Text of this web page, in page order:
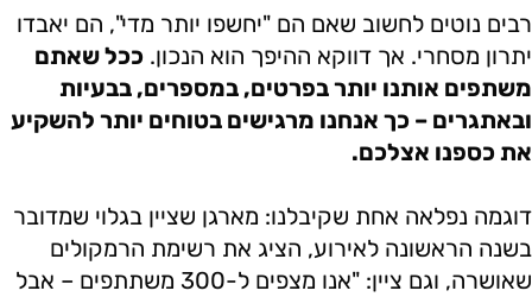
רבים נוטים לחשוב שאם הם "יחשפו יותר מדי", הם יאבדו
יתרון מסחרי. אך דווקא ההיפך הוא הנכון. ככל שאתם
משתפים אותנו יותר בפרטים, במספרים, בבעיות
ובאתגרים – כך אנחנו מרגישים בטוחים יותר להשקיע
את כספנו אצלכם.
דוגמה נפלאה אחת שקיבלנו: מארגן שציין בגלוי שמדובר
בשנה הראשונה לאירוע, הציג את רשימת הרמקולים
שאושרה, וגם ציין: "אנו מצפים ל-300 משתתפים – אבל